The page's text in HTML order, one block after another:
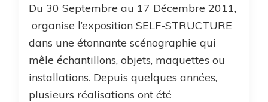
Du 30 Septembre au 17 Décembre 2011,
organise l’exposition SELF-STRUCTURE
dans une étonnante scénographie qui
mêle échantillons, objets, maquettes ou
installations. Depuis quelques années,
plusieurs réalisations ont été